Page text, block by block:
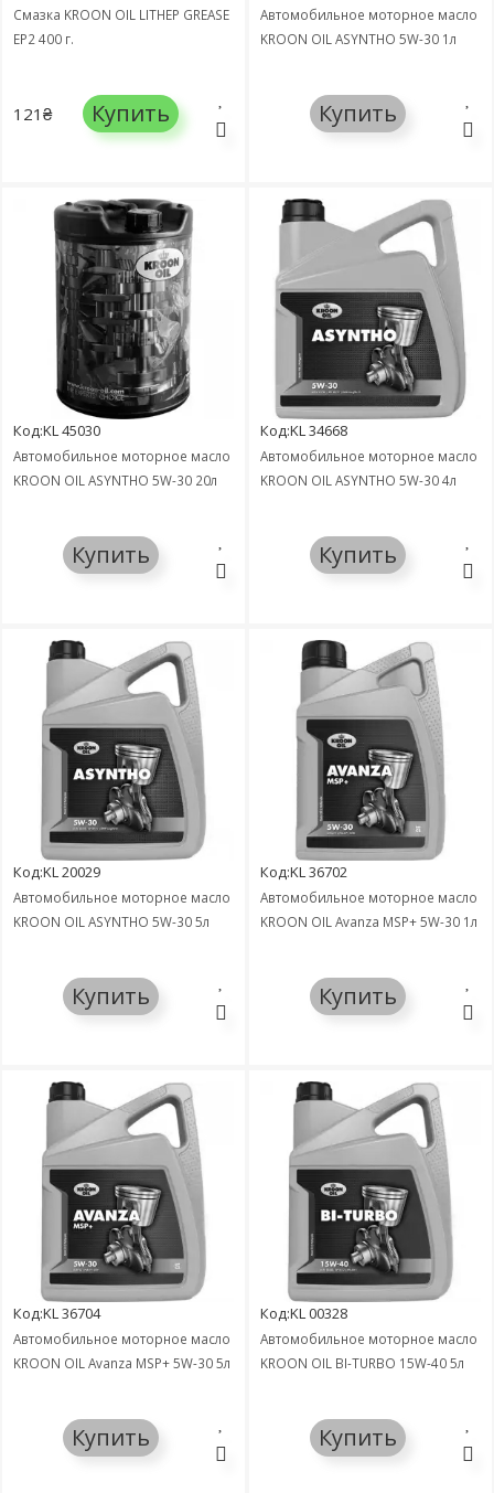
Смазка KROON OIL LITHEP GREASE
EP2 400 г.
121₴ Купить
Автомобильное моторное масло
KROON OIL ASYNTHO 5W-30 1л
Купить
Код:KL 45030
Автомобильное моторное масло
KROON OIL ASYNTHO 5W-30 20л
Купить
Код:KL 34668
Автомобильное моторное масло
KROON OIL ASYNTHO 5W-30 4л
Купить
Код:KL 20029
Автомобильное моторное масло
KROON OIL ASYNTHO 5W-30 5л
Купить
Код:KL 36702
Автомобильное моторное масло
KROON OIL Avanza MSP+ 5W-30 1л
Купить
Код:KL 36704
Автомобильное моторное масло
KROON OIL Avanza MSP+ 5W-30 5л
Купить
Код:KL 00328
Автомобильное моторное масло
KROON OIL BI-TURBO 15W-40 5л
Купить